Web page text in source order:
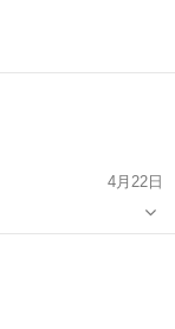
4月22日